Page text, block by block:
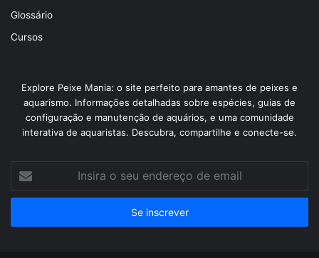
Glossário
Cursos
Explore Peixe Mania: o site perfeito para amantes de peixes e
aquarismo. Informações detalhadas sobre espécies, guias de
configuração e manutenção de aquários, e uma comunidade
interativa de aquaristas. Descubra, compartilhe e conecte-se.
seu
de